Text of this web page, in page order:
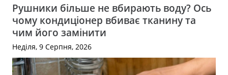
Рушники більше не вбирають воду? Ось
чому кондиціонер вбиває тканину та
чим його замінити
Неділя, 9 Серпня, 2026